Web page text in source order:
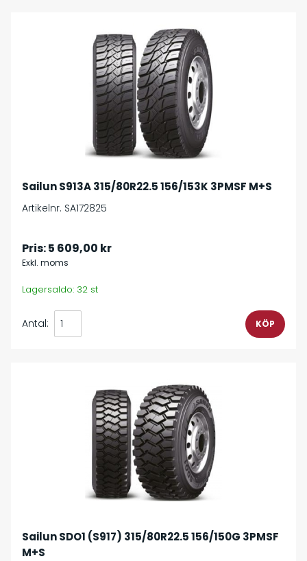
Sailun S913A 315/80R22.5 156/153K 3PMSF M+S
Artikelnr. SA172825
Pris:5 609,00 kr
Exkl. moms
Lagersaldo: 32 st
Antal:
Sailun SDO1 (S917) 315/80R22.5 156/150G 3PMSF
M+S